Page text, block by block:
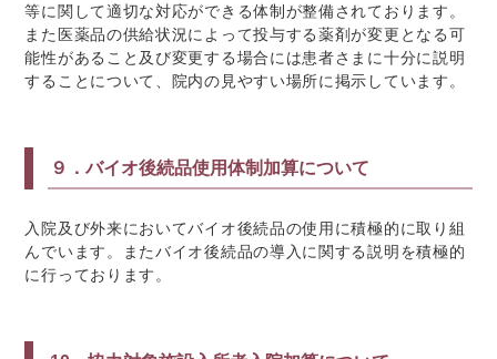
等に関して適切な対応ができる体制が整備されております。
また医薬品の供給状況によって投与する薬剤が変更となる可
能性があること及び変更する場合には患者さまに十分に説明
することについて、院内の見やすい場所に掲示しています。
９．バイオ後続品使用体制加算について
入院及び外来においてバイオ後続品の使用に積極的に取り組
んでいます。またバイオ後続品の導入に関する説明を積極的
に行っております。